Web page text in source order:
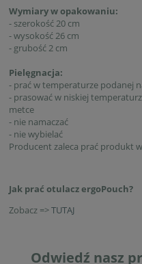
Wymiary w opakowaniu:
- szerokość 20 cm
- wysokość 26 cm
- grubość 2 cm
Pielęgnacja:
- prać w temperaturze podanej
- prasować w niskiej
metce
- nie namaczać
- nie wybielać
Producent zaleca prać produkt
Jak prać otulacz ergoPouch?
Zobacz =>TUTAJ
Odwiedź nasz